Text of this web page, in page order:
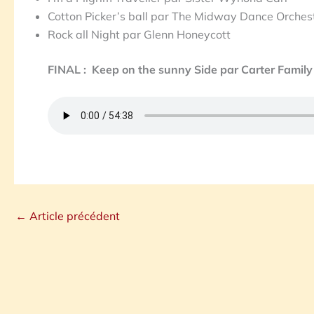
Cotton Picker’s ball par The Midway Dance
Rock all Night par Glenn Honeycott
FINAL : Keep on the sunny Side par Carter Family
← Article précédent